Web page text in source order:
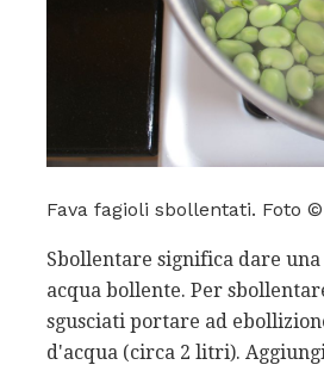
Fava fagioli sbollentati. Foto
Sbollentare significa dare
acqua bollente. Per
sgusciati portare ad
d'acqua (circa 2 litri).